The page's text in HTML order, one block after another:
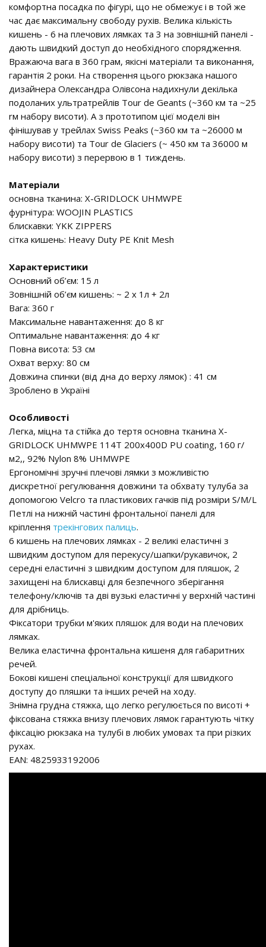
комфортна посадка по фігурі, що не обмежує і в той же
час дає максимальну свободу рухів. Велика кількість
кишень - 6 на плечових лямках та 3 на зовнішній панелі -
дають швидкий доступ до необхідного спорядження.
Вражаюча вага в 360 грам, якісні матеріали та виконання,
гарантія 2 роки. На створення цього рюкзака нашого
дизайнера Олександра Олівсона надихнули декілька
подоланих ультратрейлів Tour de Geants (~360 км та ~25
rм набору висоти). А з прототипом цієї моделі він
фінішував у трейлах Swiss Peaks (~360 км та ~26000 м
набору висоти) та Tour de Glaciers (~ 450 км та 36000 м
набору висоти) з перервою в 1 тиждень.
Матеріали
основна тканина: X-GRIDLOCK UHMWPE
фурнітура: WOOJIN PLASTICS
блискавки: YKK ZIPPERS
сітка кишень: Heavy Duty PE Knit Mesh
Характеристики
Основний об’єм: 15 л
Зовнішній об’єм кишень: ~ 2 x 1л + 2л
Вага: 360 г
Максимальне навантаження: до 8 кг
Оптимальне навантаження: до 4 кг
Повна висота: 53 см
Охват верху: 80 см
Довжина спинки (від дна до верху лямок) : 41 см
Зроблено в Україні
Особливості
Легка, міцна та стійка до тертя основна тканина X-
GRIDLOCK UHMWPE 114T 200x400D PU coating, 160 г/
м2,, 92% Nylon 8% UHMWPE
Ергономічні зручні плечові лямки з можливістю
дискретної регулювання довжини та обхвату тулуба за
допомогою Velcro та пластикових гачків під розміри S/M/L
Петлі на нижній частині фронтальної панелі для
кріплення трекінгових палиць.
6 кишень на плечових лямках - 2 великі еластичні з
швидким доступом для перекусу/шапки/рукавичок, 2
середні еластичні з швидким доступом для пляшок, 2
захищені на блискавці для безпечного зберігання
телефону/ключів та дві вузькі еластичні у верхній частині
для дрібниць.
Фіксатори трубки м'яких пляшок для води на плечових
лямках.
Велика еластична фронтальна кишеня для габаритних
речей.
Бокові кишені спеціальної конструкції для швидкого
доступу до пляшки та інших речей на ходу.
Знімна грудна стяжка, що легко регулюється по висоті +
фіксована стяжка внизу плечових лямок гарантують чітку
фіксацію рюкзака на тулубі в любих умовах та при різких
рухах.
EAN: 4825933192006